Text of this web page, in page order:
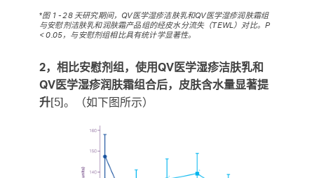
*图 1 - 28 天研究期间，QV医学湿疹洁肤乳和QV医学湿疹润肤霜组
与安慰剂洁肤乳和润肤霜产品组的经皮水分流失（TEWL）对比。 P
< 0.05，与安慰剂组相比具有统计学显著性。
2，相比安慰剂组，使用QV医学湿疹洁肤乳和
QV医学湿疹润肤霜组合后，皮肤含水量显著提
升[5]。（如下图所示）